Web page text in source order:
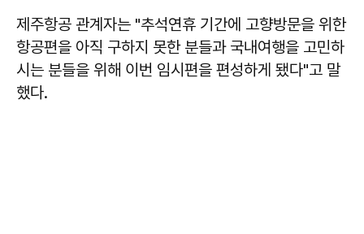
제주항공 관계자는 "추석연휴 기간에 고향방문을 위한
항공편을 아직 구하지 못한 분들과 국내여행을 고민하
시는 분들을 위해 이번 임시편을 편성하게 됐다"고 말
했다.